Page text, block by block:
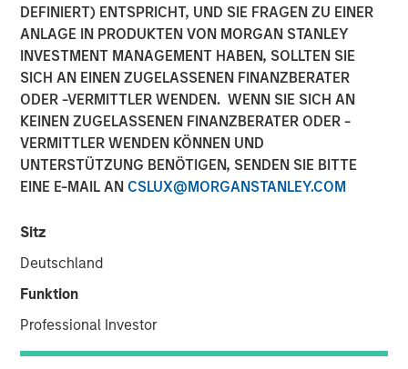
DEFINIERT) ENTSPRICHT, UND SIE FRAGEN ZU EINER
ANLAGE IN PRODUKTEN VON MORGAN STANLEY
INVESTMENT MANAGEMENT HABEN, SOLLTEN SIE
SICH AN EINEN ZUGELASSENEN FINANZBERATER
ODER -VERMITTLER WENDEN. WENN SIE SICH AN
KEINEN ZUGELASSENEN FINANZBERATER ODER -
VERMITTLER WENDEN KÖNNEN UND
UNTERSTÜTZUNG BENÖTIGEN, SENDEN SIE BITTE
EINE E-MAIL AN CSLUX@MORGANSTANLEY.COM
Sitz
Deutschland
Funktion
Professional Investor
Major Investment Fuels Large-Scale Global Expansion and
Underscores Cohesity’s Leadership in the Rapidly
Expanding Market for Secondary Data Platform
11 JUNI 2018
storage, today announced it raised $250 million in an
oversubscribed Series D funding round led by the